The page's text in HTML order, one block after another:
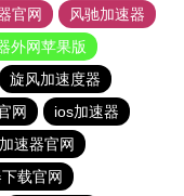
官网
风驰加速器
外网苹果版
旋风加速度器
网
ios加速器
速器官网
载官网